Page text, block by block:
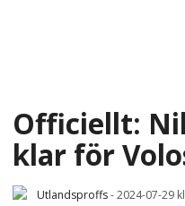
Officiellt:
klar för
Utlandsproffs-2024-07-29